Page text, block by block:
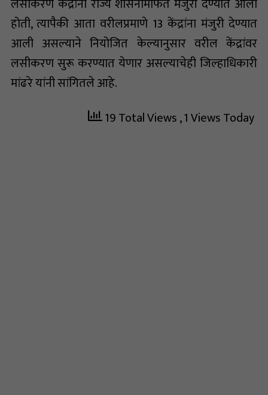
होती, त्यापैकी आता वरीलप्रमाणे 13 केंद्रांना मंजुरी देण्यात
आली असल्याने नियोजित केल्यानुसार वरील केंद्रांवर
लसीकरण सुरू करण्यात येणार असल्याचेही जिल्हाधिकारी
मांढरे यांनी सांगितले आहे.
19 Total Views, 1 Views Today